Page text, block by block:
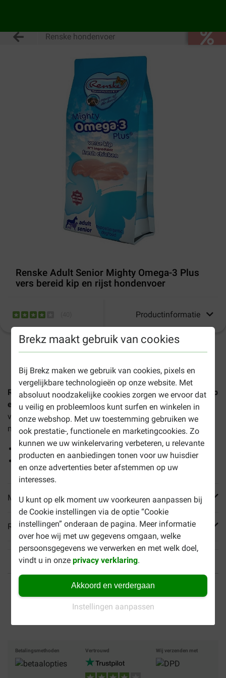
Brekz maakt gebruik van cookies
Bij Brekz maken we gebruik van cookies, pixels en
vergelijkbare technologieën op onze website. Met
absoluut noodzakelijke cookies zorgen we ervoor dat
u veilig en probleemloos kunt surfen en winkelen in
onze webshop. Met uw toestemming gebruiken we
ook prestatie-, functionele en marketingcookies. Zo
kunnen we uw winkelervaring verbeteren, u relevante
producten en aanbiedingen tonen voor uw huisdier
en onze advertenties beter afstemmen op uw
interesses.
U kunt op elk moment uw voorkeuren aanpassen bij
de Cookie instellingen via de optie “Cookie
instellingen” onderaan de pagina. Meer informatie
over hoe wij met uw gegevens omgaan, welke
persoonsgegevens we verwerken en met welk doel,
vindt u in onzeprivacy verklaring.
Akkoord en verdergaan
Instellingen aanpassen
Renske hondenvoer
Renske Adult Senior Mighty Omega-3 Plus
vers bereid kip en rijst hondenvoer
Productinformatie
1-3 werkdagen levertijd, tenzij anders aangegeven
Renske Adult Senior Mighty Omega-3 Plus vers bereid kip
en rijst hondenvoeris een volledige en 100% natuurlijke
voeding voor volwassen en senior honden van alle
middelgrote- en grote hondenrassen, bereid met verse kip.
Met verse kip & rijst
100% natuurlijk met vitaminen en mineralen
Meer informatie
Reviews
Gratis bezorging vanaf €
Betalingsmethoden Vertrouwd Wij verzenden met